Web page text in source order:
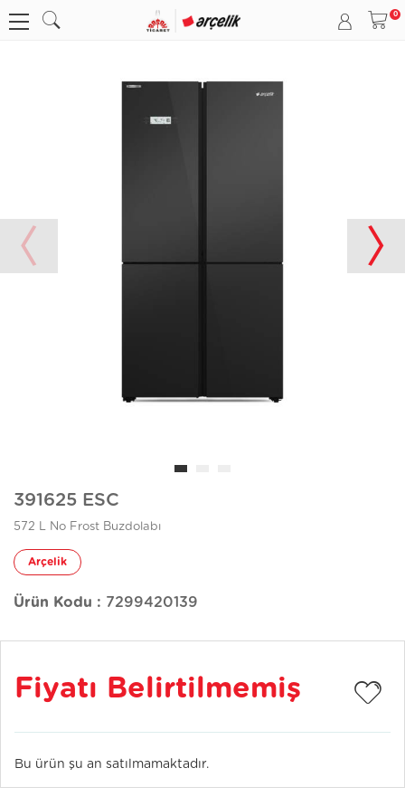
391625 ESC
572 L No Frost Buzdolabı
Arçelik
Ürün Kodu : 7299420139
Fiyatı Belirtilmemiş
Bu ürün şu an satılmamaktadır.